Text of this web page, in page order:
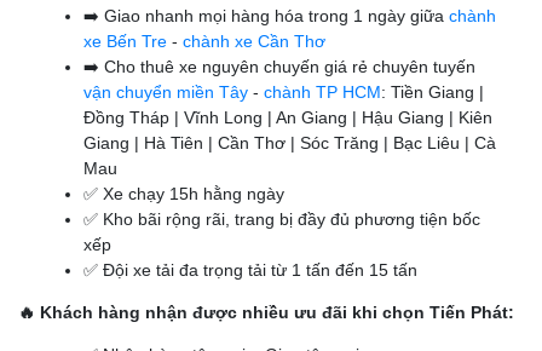
➡️ Giao nhanh mọi hàng hóa trong 1 ngày giữa chành
xe Bến Tre - chành xe Cần Thơ
➡️ Cho thuê xe nguyên chuyến giá rẻ chuyên tuyến
vận chuyển miền Tây - chành TP HCM: Tiền Giang |
Đồng Tháp | Vĩnh Long | An Giang | Hậu Giang | Kiên
Giang | Hà Tiên | Cần Thơ | Sóc Trăng | Bạc Liêu | Cà
Mau
✅ Xe chạy 15h hằng ngày
✅ Kho bãi rộng rãi, trang bị đầy đủ phương tiện bốc
xếp
✅ Đội xe tải đa trọng tải từ 1 tấn đến 15 tấn
🔥 Khách hàng nhận được nhiều ưu đãi khi chọn Tiến Phát: